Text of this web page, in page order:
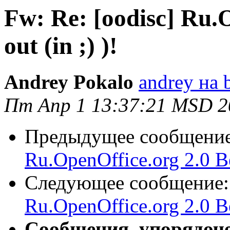
Fw: Re: [oodisc]
out (in ;) )!
Andrey Pokalo andrey на
Пт Апр 1 13:37:21 MSD
Предыдущее
Ru.OpenOffice.org 2.0
Следующее
Ru.OpenOffice.org 2.0